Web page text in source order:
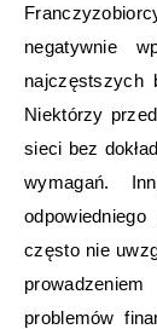
negatywnie
najczęstszych
Niektórzy
sieci bez
wymagań.
często nie
problemów